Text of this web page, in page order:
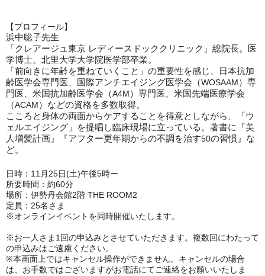
【プロフィール】
浜中聡子先生
「クレアージュ東京 レディースドッククリニック」総院長。
医
学博士。北里大学大学院医学部卒業。
「前向きに年齢を重ねていくこと」の重要性を感じ、
日本抗加
齢医学会専門医、国際アンチエイジング医学会（WOSAAM）専
門医、米国抗加齢医学会（A4M）専門医、 米国先端医療学会
（ACAM）などの資格を多数取得。
こころと身体の両面からケアすることを得意としながら、
「ウ
ェルエイジング」を提唱し臨床現場に立っている。著書に『美
人増髪計画』『アフター更年期からの不調を治す50の習慣』な
ど。
日時：11月25日(土)午後5時ー
所要時間：約60分
場所：伊勢丹会館2階 THE ROOM2
定員：25名さま
※オンラインイベントを同時開催いたします。
※お一人さま1回の申込みとさせていただきます。複数回にわたって
の申込みはご遠慮ください。
※本画面上ではキャンセル操作ができません。キャンセルの場合
は、お手数ではございますがお電話にてご連絡をお願いいたしま